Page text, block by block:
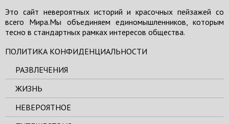
Это сайт невероятных историй и красочных пейзажей со
всего Мира.Мы объединяем единомышленников, которым
тесно в стандартных рамках интересов общества.
ПОЛИТИКА КОНФИДЕНЦИАЛЬНОСТИ
РАЗВЛЕЧЕНИЯ
ЖИЗНЬ
НЕВЕРОЯТНОЕ